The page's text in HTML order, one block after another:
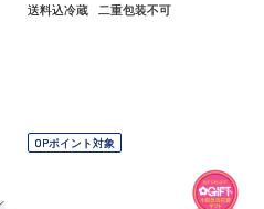
送料込冷蔵 二重包装不可
OPポイント対象